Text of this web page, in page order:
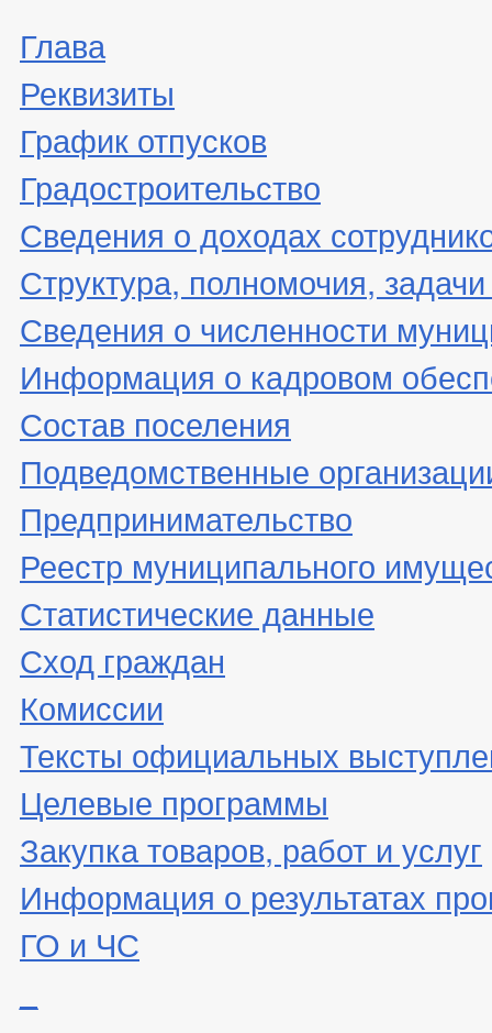
Глава
Реквизиты
График отпусков
Градостроительство
Сведения о доходах
Структура, полномочия,
Сведения о численности
Информация о кадровом
Состав поселения
Подведомственные
Предпринимательство
Реестр муниципального
Статистические данные
Сход граждан
Комиссии
Тексты официальных
Целевые программы
Закупка товаров, работ и услуг
Информация о результатах
ГО и ЧС